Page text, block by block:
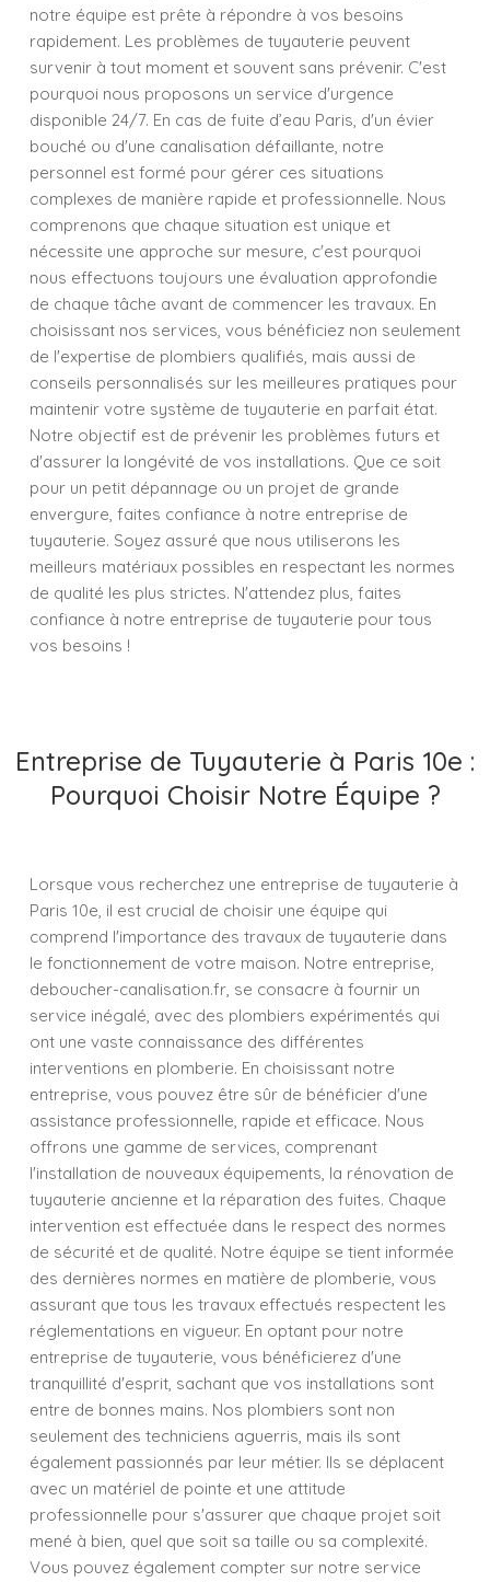
notre équipe est prête à répondre à vos besoins
rapidement. Les problèmes de tuyauterie peuvent
survenir à tout moment et souvent sans prévenir. C'est
pourquoi nous proposons un service d'urgence
disponible 24/7. En cas de fuite d’eau Paris, d'un évier
bouché ou d'une canalisation défaillante, notre
personnel est formé pour gérer ces situations
complexes de manière rapide et professionnelle. Nous
comprenons que chaque situation est unique et
nécessite une approche sur mesure, c'est pourquoi
nous effectuons toujours une évaluation approfondie
de chaque tâche avant de commencer les travaux. En
choisissant nos services, vous bénéficiez non seulement
de l'expertise de plombiers qualifiés, mais aussi de
conseils personnalisés sur les meilleures pratiques pour
maintenir votre système de tuyauterie en parfait état.
Notre objectif est de prévenir les problèmes futurs et
d'assurer la longévité de vos installations. Que ce soit
pour un petit dépannage ou un projet de grande
envergure, faites confiance à notre entreprise de
tuyauterie. Soyez assuré que nous utiliserons les
meilleurs matériaux possibles en respectant les normes
de qualité les plus strictes. N'attendez plus, faites
confiance à notre entreprise de tuyauterie pour tous
vos besoins !
Entreprise de Tuyauterie à Paris 10e :
Pourquoi Choisir Notre Équipe ?
Lorsque vous recherchez une entreprise de tuyauterie à
Paris 10e, il est crucial de choisir une équipe qui
comprend l'importance des travaux de tuyauterie dans
le fonctionnement de votre maison. Notre entreprise,
deboucher-canalisation.fr, se consacre à fournir un
service inégalé, avec des plombiers expérimentés qui
ont une vaste connaissance des différentes
interventions en plomberie. En choisissant notre
entreprise, vous pouvez être sûr de bénéficier d'une
assistance professionnelle, rapide et efficace. Nous
offrons une gamme de services, comprenant
l'installation de nouveaux équipements, la rénovation de
tuyauterie ancienne et la réparation des fuites. Chaque
intervention est effectuée dans le respect des normes
de sécurité et de qualité. Notre équipe se tient informée
des dernières normes en matière de plomberie, vous
assurant que tous les travaux effectués respectent les
réglementations en vigueur. En optant pour notre
entreprise de tuyauterie, vous bénéficierez d'une
tranquillité d'esprit, sachant que vos installations sont
entre de bonnes mains. Nos plombiers sont non
seulement des techniciens aguerris, mais ils sont
également passionnés par leur métier. Ils se déplacent
avec un matériel de pointe et une attitude
professionnelle pour s'assurer que chaque projet soit
mené à bien, quel que soit sa taille ou sa complexité.
Vous pouvez également compter sur notre service